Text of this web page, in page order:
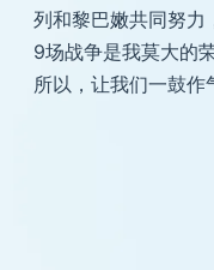
列和黎巴嫩共同努力
9场战争是我莫大的
所以，让我们一鼓作